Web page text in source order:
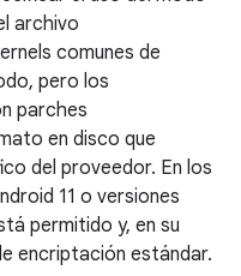
archivo
comunes de
pero los
parches
en disco que
del proveedor. En los
11 o versiones
permitido y, en su
encriptación estándar.